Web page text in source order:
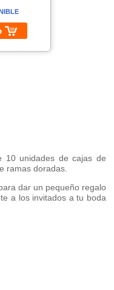
10 unidades de cajas de
ramas doradas.
dar un pequeño regalo
a los invitados a tu boda